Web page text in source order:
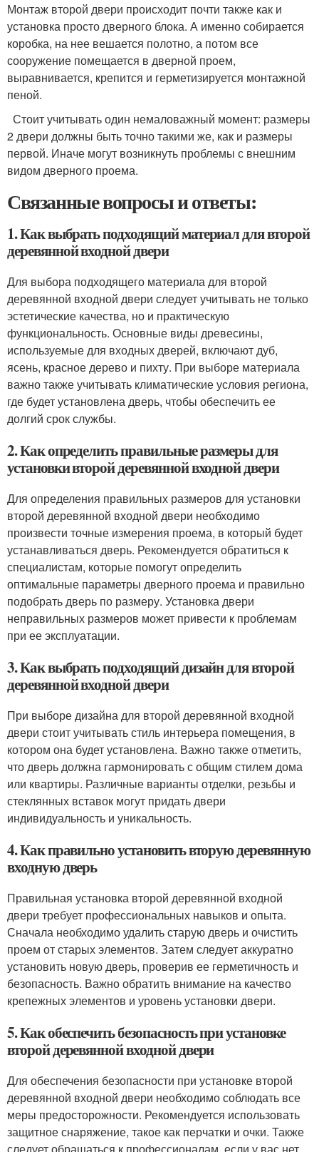
Монтаж второй двери происходит почти также как и
установка просто дверного блока. А именно собирается
коробка, на нее вешается полотно, а потом все
сооружение помещается в дверной проем,
выравнивается, крепится и герметизируется монтажной
пеной.
Стоит учитывать один немаловажный момент: размеры
2 двери должны быть точно такими же, как и размеры
первой. Иначе могут возникнуть проблемы с внешним
видом дверного проема.
Связанные вопросы и ответы:
1. Как выбрать подходящий материал для второй
деревянной входной двери
Для выбора подходящего материала для второй
деревянной входной двери следует учитывать не только
эстетические качества, но и практическую
функциональность. Основные виды древесины,
используемые для входных дверей, включают дуб,
ясень, красное дерево и пихту. При выборе материала
важно также учитывать климатические условия региона,
где будет установлена дверь, чтобы обеспечить ее
долгий срок службы.
2. Как определить правильные размеры для
установки второй деревянной входной двери
Для определения правильных размеров для установки
второй деревянной входной двери необходимо
произвести точные измерения проема, в который будет
устанавливаться дверь. Рекомендуется обратиться к
специалистам, которые помогут определить
оптимальные параметры дверного проема и правильно
подобрать дверь по размеру. Установка двери
неправильных размеров может привести к проблемам
при ее эксплуатации.
3. Как выбрать подходящий дизайн для второй
деревянной входной двери
При выборе дизайна для второй деревянной входной
двери стоит учитывать стиль интерьера помещения, в
котором она будет установлена. Важно также отметить,
что дверь должна гармонировать с общим стилем дома
или квартиры. Различные варианты отделки, резьбы и
стеклянных вставок могут придать двери
индивидуальность и уникальность.
4. Как правильно установить вторую деревянную
входную дверь
Правильная установка второй деревянной входной
двери требует профессиональных навыков и опыта.
Сначала необходимо удалить старую дверь и очистить
проем от старых элементов. Затем следует аккуратно
установить новую дверь, проверив ее герметичность и
безопасность. Важно обратить внимание на качество
крепежных элементов и уровень установки двери.
5. Как обеспечить безопасность при установке
второй деревянной входной двери
Для обеспечения безопасности при установке второй
деревянной входной двери необходимо соблюдать все
меры предосторожности. Рекомендуется использовать
защитное снаряжение, такое как перчатки и очки. Также